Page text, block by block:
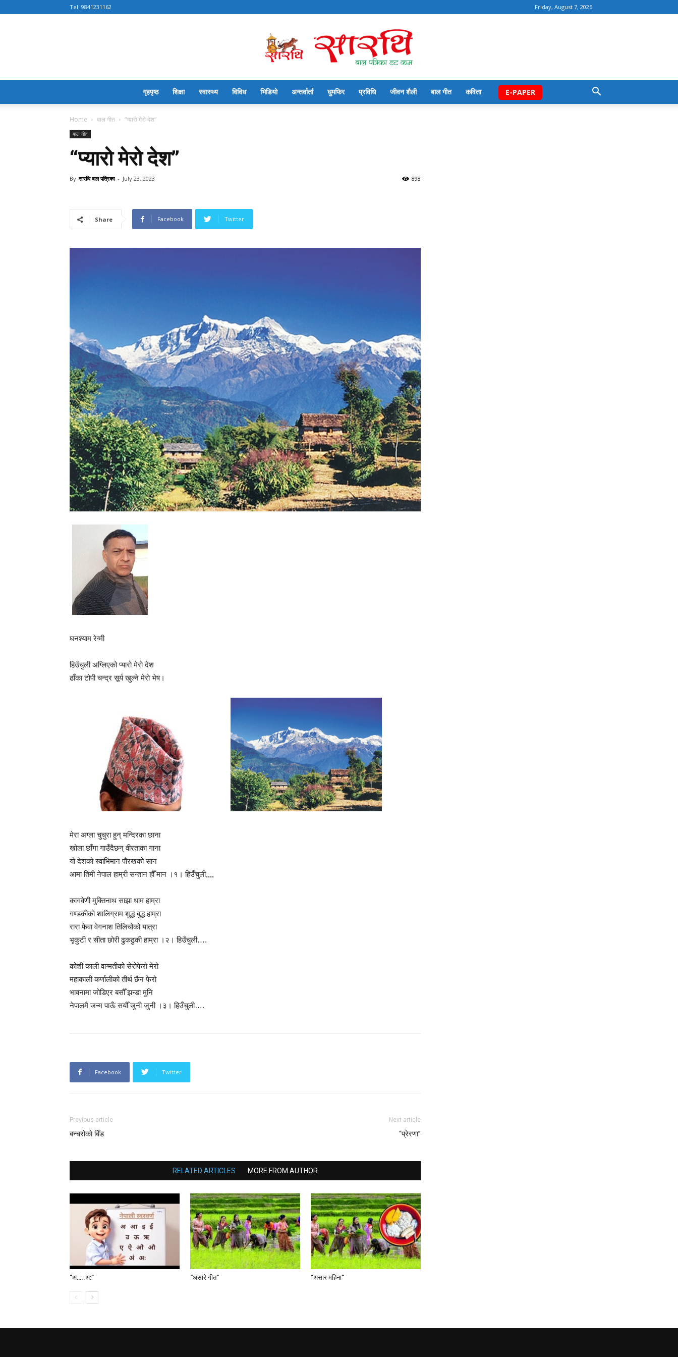
Friday, August 7, 2026
Tel: 9841231162
गृहपृष्ठ शिक्षा स्वास्थ्य विविध भिडियो अन्तर्वार्ता घुमफिर प्रविधि जीवन शैली बाल गीत कविता E-PAPER
Home बाल गीत “प्यारो मेरो देश”
बाल गीत
“प्यारो मेरो देश”
By सारथि बाल पत्रिका - July 23, 2023 898
Share Facebook Twitter
घनश्याम रेग्मी
हिउँचुली अग्लिएको प्यारो मेरो देश
ढाँका टोपी चन्द्र सूर्य खुल्ने मेरो भेष।
मेरा अग्ला चुचुरा हुन् मन्दिरका छाना
खोला छाँगा गाउँदैछन् वीरताका गाना
यो देशको स्वाभिमान पौरखको सान
आमा तिमी नेपाल हाम्री सन्तान हौँ मान ।१। हिउँचुली,,,,
कागवेणी मुक्तिनाथ साझा धाम हाम्रा
गण्डकीको शालिग्राम शुद्ध बुद्ध हाम्रा
रारा फेवा वेगनाश तिलिचोको यात्रा
भृकुटी र सीता छोरी ढुकढुकी हाम्रा ।२। हिउँचुली….
कोशी काली वाग्मतीको सेरोफेरो मेरो
महाकाली कर्णालीको तीर्थ छैन फेरो
भावनामा जोडिएर बसौँ झन्डा मुनि
नेपालमै जन्म पाऊँ सयौँ जुनी जुनी ।३। हिउँचुली….
Facebook Twitter
Previous article
बन्चरोकाे बिँड
Next article
“प्रेरणा”
RELATED ARTICLES MORE FROM AUTHOR
“अ…..अ:” “असारे गीत” “असार महिना”